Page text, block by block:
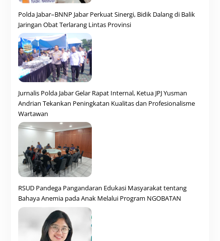
Polda Jabar–BNNP Jabar Perkuat Sinergi, Bidik Dalang di Balik
Jaringan Obat Terlarang Lintas Provinsi
Jurnalis Polda Jabar Gelar Rapat Internal, Ketua JPJ Yusman
Andrian Tekankan Peningkatan Kualitas dan Profesionalisme
Wartawan
RSUD Pandega Pangandaran Edukasi Masyarakat tentang
Bahaya Anemia pada Anak Melalui Program NGOBATAN